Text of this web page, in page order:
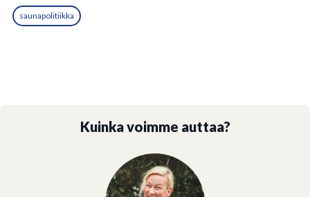
saunapolitiikka
Kuinka voimme auttaa?